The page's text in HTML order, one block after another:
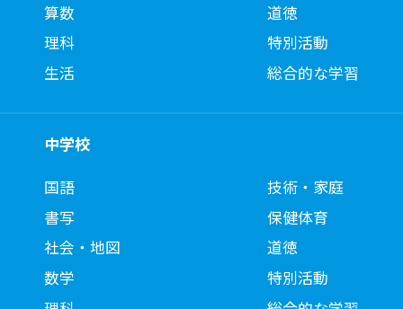
算数
理科
生活
道徳
特別活動
総合的な学習
中学校
国語
書写
社会・地図
数学
技術・家庭
保健体育
道徳
特別活動